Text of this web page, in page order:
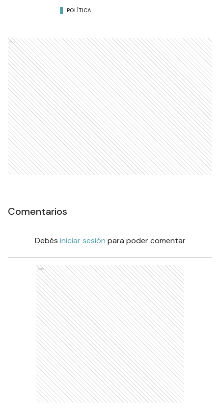
POLÍTICA
Ads
Comentarios
Debés iniciar sesión para poder comentar
Ads